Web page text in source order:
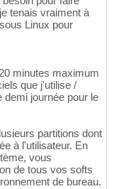
tenais vraiment à
Linux pour
minutes maximum
que j'utilise /
demi journée pour le
partitions dont
à l'utilisateur. En
vous
de tous vos softs
de bureau.